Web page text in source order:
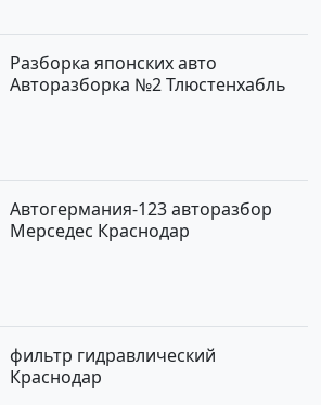
Разборка японских авто
Авторазборка №2 Тлюстенхабль
Автогермания-123 авторазбор
Мерседес Краснодар
фильтр гидравлический
Краснодар